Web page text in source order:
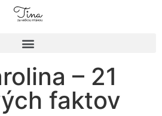
– 21
faktov